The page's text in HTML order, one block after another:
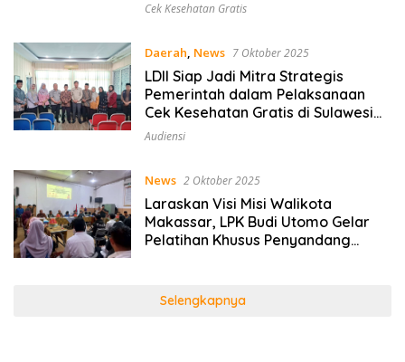
Cek Kesehatan Gratis
Daerah, News 7 Oktober 2025
LDII Siap Jadi Mitra Strategis
Pemerintah dalam Pelaksanaan
Cek Kesehatan Gratis di Sulawesi
Selatan
Audiensi
News 2 Oktober 2025
Laraskan Visi Misi Walikota
Makassar, LPK Budi Utomo Gelar
Pelatihan Khusus Penyandang
Selengkapnya